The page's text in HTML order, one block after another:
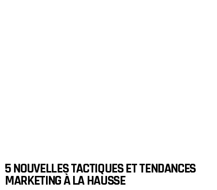
5 NOUVELLES TACTIQUES ET TENDANCES
MARKETING À LA HAUSSE